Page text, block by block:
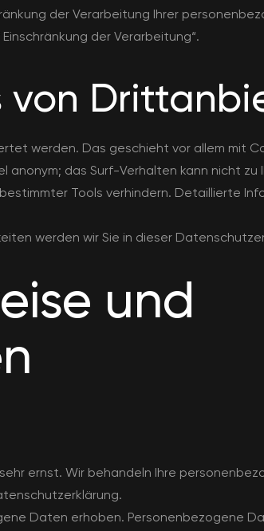
der Verarbeitung Ihrer
der Verarbeitung“.
von
werden. Das geschieht vor allem mit
das Surf-Verhalten kann nicht zu
Tools verhindern. Detaillierte
werden wir Sie in dieser
und
ernst. Wir behandeln Ihre
Daten erhoben. Personenbezogene